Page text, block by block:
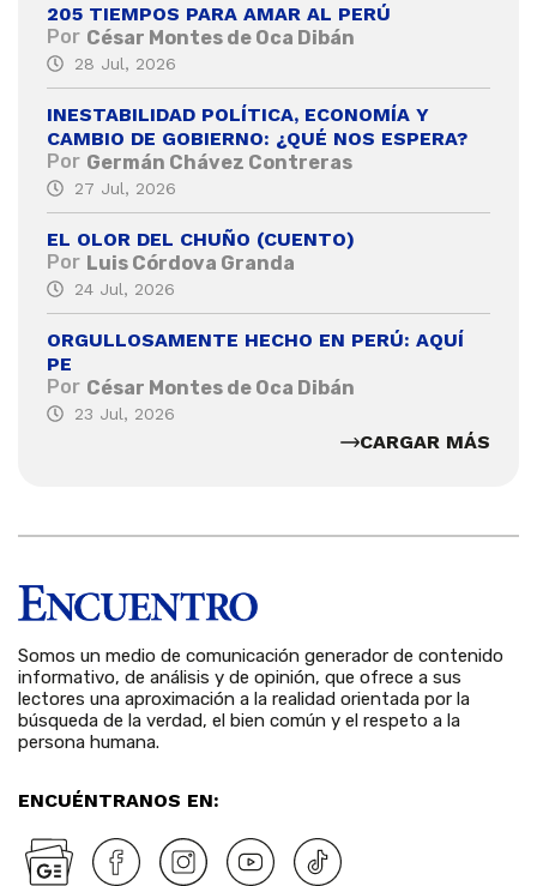
205 TIEMPOS PARA AMAR AL PERÚ
Por César Montes de Oca Dibán
28 Jul, 2026
INESTABILIDAD POLÍTICA, ECONOMÍA Y
CAMBIO DE GOBIERNO: ¿QUÉ NOS ESPERA?
Por Germán Chávez Contreras
27 Jul, 2026
EL OLOR DEL CHUÑO (CUENTO)
Por Luis Córdova Granda
24 Jul, 2026
ORGULLOSAMENTE HECHO EN PERÚ: AQUÍ
PE
Por César Montes de Oca Dibán
23 Jul, 2026
CARGAR MÁS
Somos un medio de comunicación generador de contenido
informativo, de análisis y de opinión, que ofrece a sus
lectores una aproximación a la realidad orientada por la
búsqueda de la verdad, el bien común y el respeto a la
persona humana.
ENCUÉNTRANOS EN: